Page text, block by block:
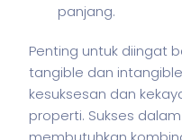
panjang.
Penting untuk diingat
tangible dan
kesuksesan dan
properti. Sukses